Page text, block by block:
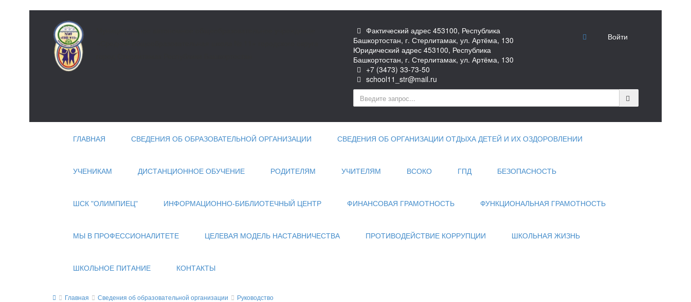
Фактический адрес 453100, Республика
Башкортостан, г. Стерлитамак, ул. Артёма, 130
Юридический адрес 453100, Республика
Башкортостан, г. Стерлитамак, ул. Артёма, 130
+7 (3473) 33-73-50
school11_str@mail.ru
Войти
ГЛАВНАЯ СВЕДЕНИЯ ОБ ОБРАЗОВАТЕЛЬНОЙ ОРГАНИЗАЦИИ СВЕДЕНИЯ ОБ ОРГАНИЗАЦИИ ОТДЫХА ДЕТЕЙ И ИХ ОЗДОРОВЛЕНИИ
УЧЕНИКАМ ДИСТАНЦИОННОЕ ОБУЧЕНИЕ РОДИТЕЛЯМ УЧИТЕЛЯМ ВСОКО ГПД БЕЗОПАСНОСТЬ
ШСК "ОЛИМПИЕЦ" ИНФОРМАЦИОННО-БИБЛИОТЕЧНЫЙ ЦЕНТР ФИНАНСОВАЯ ГРАМОТНОСТЬ ФУНКЦИОНАЛЬНАЯ ГРАМОТНОСТЬ
МЫ В ПРОФЕССИОНАЛИТЕТЕ ЦЕЛЕВАЯ МОДЕЛЬ НАСТАВНИЧЕСТВА ПРОТИВОДЕЙСТВИЕ КОРРУПЦИИ ШКОЛЬНАЯ ЖИЗНЬ
ШКОЛЬНОЕ ПИТАНИЕ КОНТАКТЫ
Главная Сведения об образовательной организации Руководство